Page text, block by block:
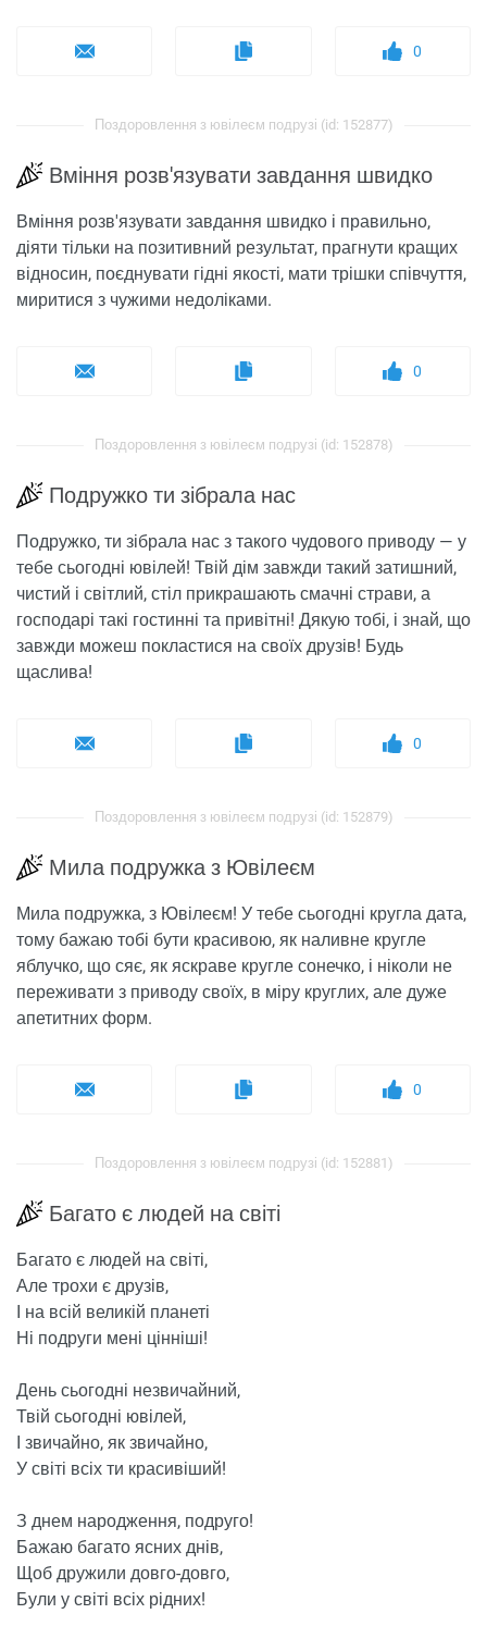
0
Поздоровлення з ювілеєм подрузі (id: 152877)
Вміння розв'язувати завдання швидко
Вміння розв'язувати завдання швидко і правильно,
діяти тільки на позитивний результат, прагнути кращих
відносин, поєднувати гідні якості, мати трішки співчуття,
миритися з чужими недоліками.
0
Поздоровлення з ювілеєм подрузі (id: 152878)
Подружко ти зібрала нас
Подружко, ти зібрала нас з такого чудового приводу — у
тебе сьогодні ювілей! Твій дім завжди такий затишний,
чистий і світлий, стіл прикрашають смачні страви, а
господарі такі гостинні та привітні! Дякую тобі, і знай, що
завжди можеш покластися на своїх друзів! Будь
щаслива!
0
Поздоровлення з ювілеєм подрузі (id: 152879)
Мила подружка з Ювілеєм
Мила подружка, з Ювілеєм! У тебе сьогодні кругла дата,
тому бажаю тобі бути красивою, як наливне кругле
яблучко, що сяє, як яскраве кругле сонечко, і ніколи не
переживати з приводу своїх, в міру круглих, але дуже
апетитних форм.
0
Поздоровлення з ювілеєм подрузі (id: 152881)
Багато є людей на світі
Багато є людей на світі,
Але трохи є друзів,
І на всій великій планеті
Ні подруги мені цінніші!
День сьогодні незвичайний,
Твій сьогодні ювілей,
І звичайно, як звичайно,
У світі всіх ти красивіший!
З днем ​​народження, подруго!
Бажаю багато ясних днів,
Щоб дружили довго-довго,
Були у світі всіх рідних!